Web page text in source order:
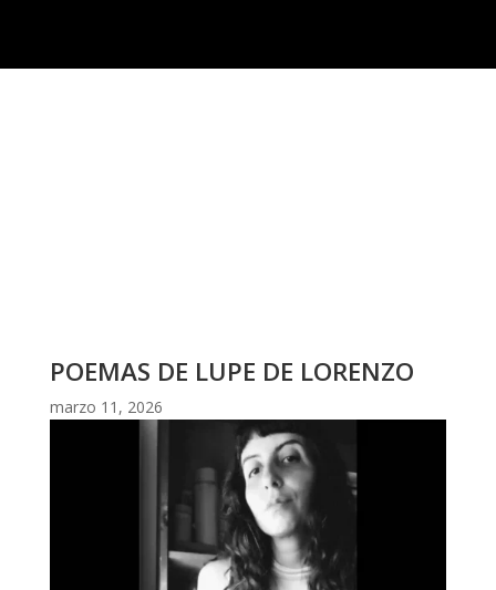
POEMAS DE LUPE DE LORENZO
marzo 11, 2026